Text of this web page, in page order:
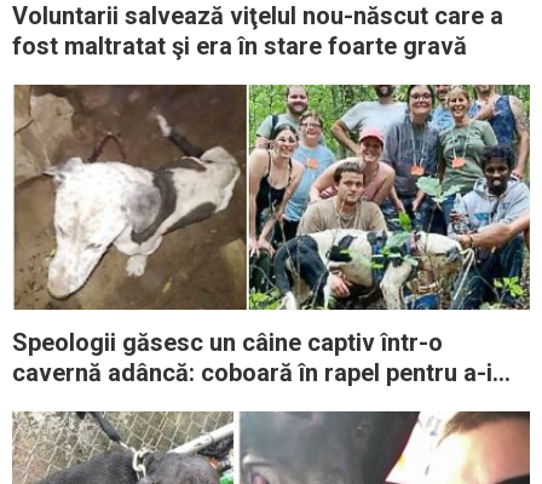
Voluntarii salvează viţelul nou-născut care a
fost maltratat şi era în stare foarte gravă
Speologii găsesc un câine captiv într-o
cavernă adâncă: coboară în rapel pentru a-i